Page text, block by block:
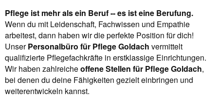
Pflege ist mehr als ein Beruf -- es ist eine Berufung.
Wenn du mit Leidenschaft, Fachwissen und Empathie
arbeitest, dann haben wir die perfekte Position für dich!
UnserPersonalbüro für Pflege Goldach vermittelt
qualifizierte Pflegefachkräfte in erstklassige Einrichtungen.
Wir haben zahlreicheoffene Stellen für Pflege Goldach,
bei denen du deine Fähigkeiten gezielt einbringen und
weiterentwickeln kannst.